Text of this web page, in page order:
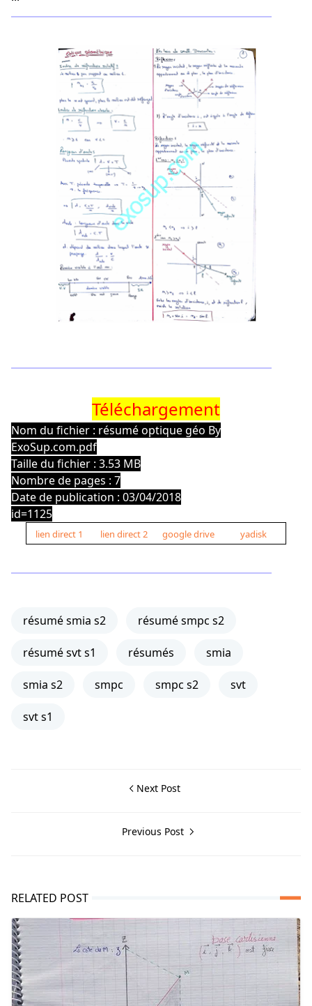
Téléchargement
Nom du fichier : résumé optique géo By
ExoSup.com.pdf
Taille du fichier : 3.53 MB
Nombre de pages : 7
Date de publication : 03/04/2018
id=1125
lien direct 1 lien direct 2 google drive yadisk
résumé smia s2 résumé smpc s2
résumé svt s1 résumés smia
smia s2 smpc smpc s2 svt
svt s1
Next Post
Previous Post
RELATED POST